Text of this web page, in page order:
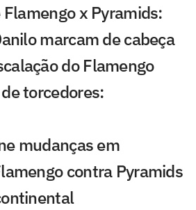
Flamengo x Pyramids:
marcam de cabeça
do Flamengo
torcedores:
mudanças em
contra Pyramids